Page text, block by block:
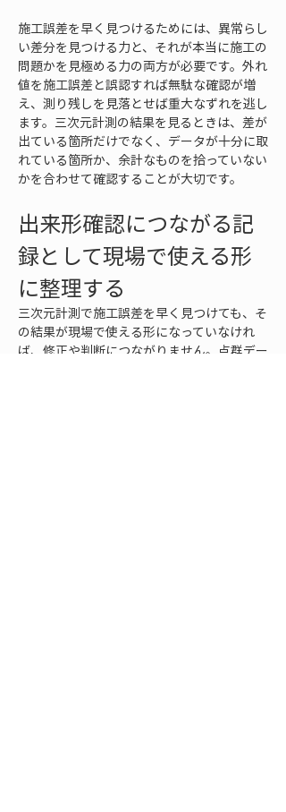
施工誤差を早く見つけるためには、異常らし
い差分を見つける力と、それが本当に施工の
問題かを見極める力の両方が必要です。外れ
値を施工誤差と誤認すれば無駄な確認が増
え、測り残しを見落とせば重大なずれを逃し
ます。三次元計測の結果を見るときは、差が
出ている箇所だけでなく、データが十分に取
れている箇所か、余計なものを拾っていない
かを合わせて確認することが大切です。
出来形確認につながる記
録として現場で使える形
に整理する
三次元計測で施工誤差を早く見つけても、そ
の結果が現場で使える形になっていなけれ
ば、修正や判断につながりません。点群デー